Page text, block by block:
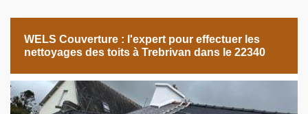
WELS Couverture : l'expert pour effectuer les
nettoyages des toits à Trebrivan dans le 22340